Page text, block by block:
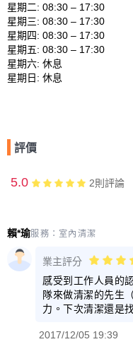
星期二: 08:30 – 17:30
星期三: 08:30 – 17:30
星期四: 08:30 – 17:30
星期五: 08:30 – 17:30
星期六: 休息
評價
5.0 2則評論
賴*瑜服務： 室內清潔
業主評分
感受到工作人員的
隊來做清潔的先生
力。下次清潔還是
2017/12/05 19:39